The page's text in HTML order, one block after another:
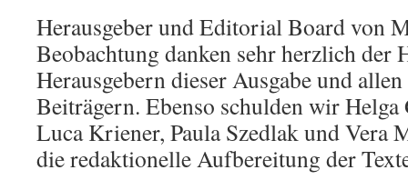
Herausgeber und Editorial Board von
Beobachtung danken sehr herzlich der
Herausgebern dieser Ausgabe und
Beiträgern. Ebenso schulden wir
Luca Kriener, Paula Szedlak und Vera
die redaktionelle Aufbereitung der